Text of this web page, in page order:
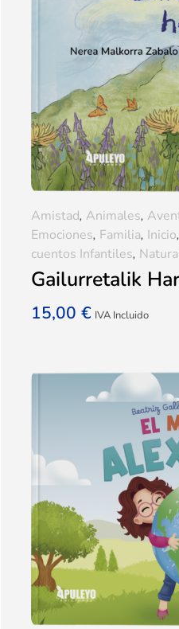
Gailurretalik
15,00€ IVA Incluido
Amistad, Animales,
Emociones, Familia, Inicio,
cuentos Infantiles,